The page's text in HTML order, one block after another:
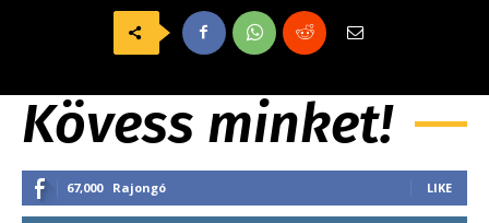
Kövess minket!
67,000 Rajongó LIKE